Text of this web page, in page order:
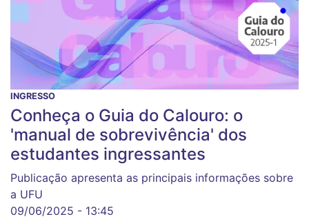
INGRESSO
Conheça o Guia do Calouro: o
'manual de sobrevivência' dos
estudantes ingressantes
Publicação apresenta as principais informações sobre
a UFU
09/06/2025 - 13:45